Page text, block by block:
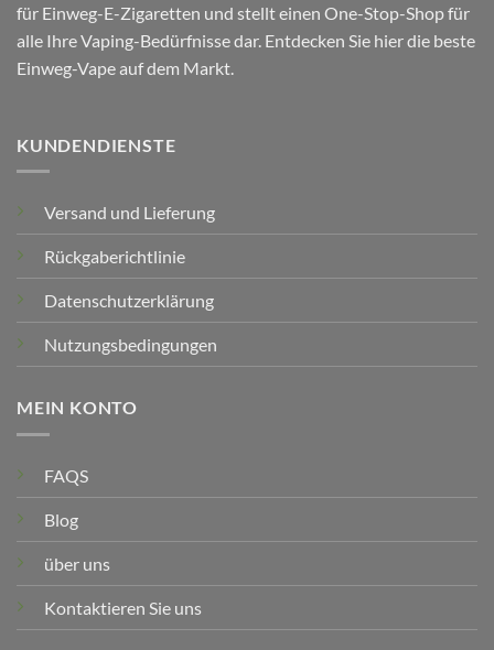
für Einweg-E-Zigaretten und stellt einen One-Stop-Shop für
alle Ihre Vaping-Bedürfnisse dar. Entdecken Sie hier die beste
Einweg-Vape auf dem Markt.
KUNDENDIENSTE
Versand und Lieferung
Rückgaberichtlinie
Datenschutzerklärung
Nutzungsbedingungen
MEIN KONTO
FAQS
Blog
über uns
Kontaktieren Sie uns